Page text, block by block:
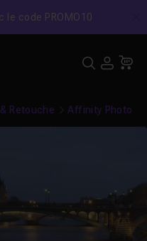
code PROMO10
Retouche Affinity Photo